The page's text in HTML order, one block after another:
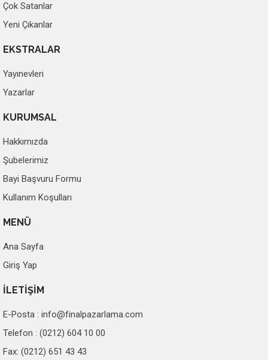
Çok Satanlar
Yeni Çıkanlar
EKSTRALAR
Yayınevleri
Yazarlar
KURUMSAL
Hakkımızda
Şubelerimiz
Bayi Başvuru Formu
Kullanım Koşulları
MENÜ
Ana Sayfa
Giriş Yap
İLETİŞİM
E-Posta : info@finalpazarlama.com
Telefon : (0212) 604 10 00
Fax: (0212) 651 43 43